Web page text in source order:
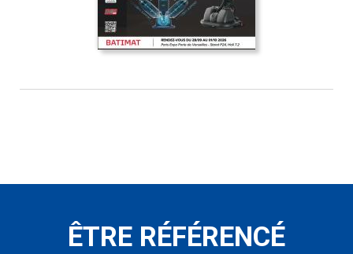
ÊTRE RÉFÉRENCÉ